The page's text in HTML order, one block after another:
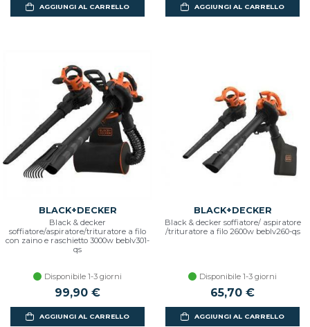
AGGIUNGI AL CARRELLO AGGIUNGI AL CARRELLO
BLACK+DECKER
Black & decker
soffiatore/aspiratore/trituratore a filo
con zaino e raschietto 3000w beblv301-
qs
Disponibile 1-3 giorni
99,90 €
AGGIUNGI AL CARRELLO
BLACK+DECKER
Black & decker soffiatore/ aspiratore
/trituratore a filo 2600w beblv260-qs
Disponibile 1-3 giorni
65,70 €
AGGIUNGI AL CARRELLO